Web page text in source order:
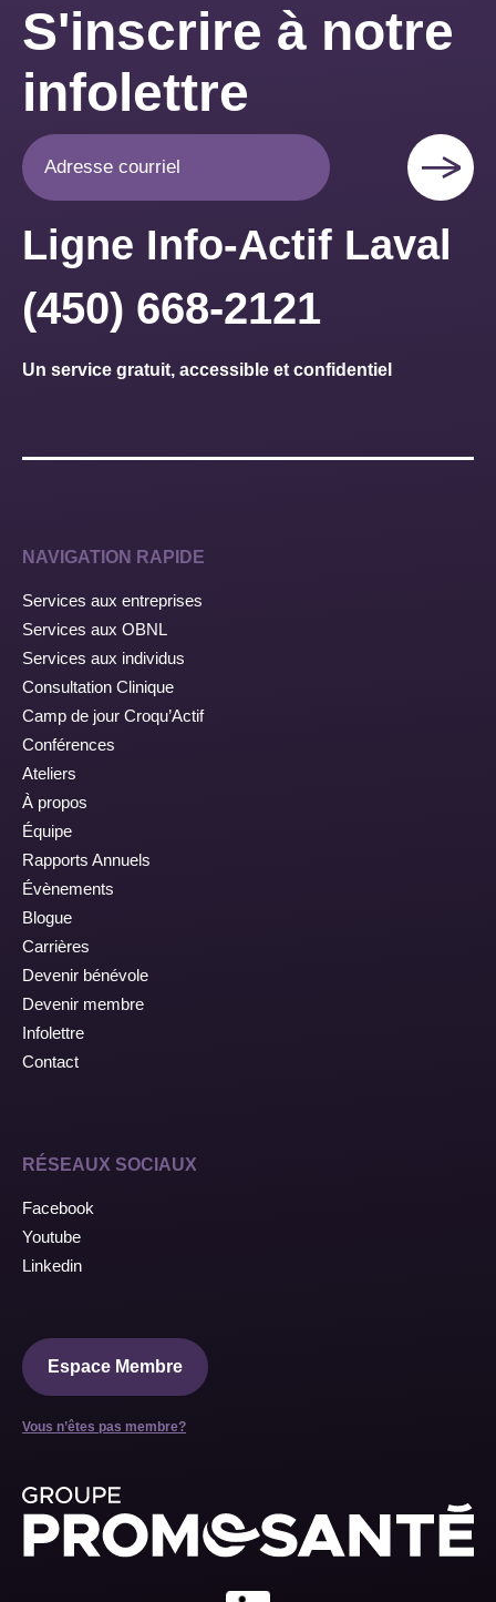
S'inscrire à notre
infolettre
Ligne Info-Actif Laval
(450) 668-2121
Un service gratuit, accessible et confidentiel
NAVIGATION RAPIDE
Services aux entreprises
Services aux OBNL
Services aux individus
Consultation Clinique
Camp de jour Croqu’Actif
Conférences
Ateliers
À propos
Équipe
Rapports Annuels
Évènements
Blogue
Carrières
Devenir bénévole
Devenir membre
Infolettre
Contact
RÉSEAUX SOCIAUX
Facebook
Youtube
Linkedin
Espace Membre
Vous n’êtes pas membre?